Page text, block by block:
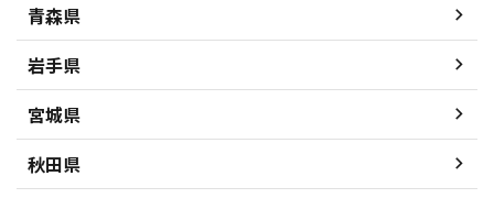
青森県
岩手県
宮城県
秋田県